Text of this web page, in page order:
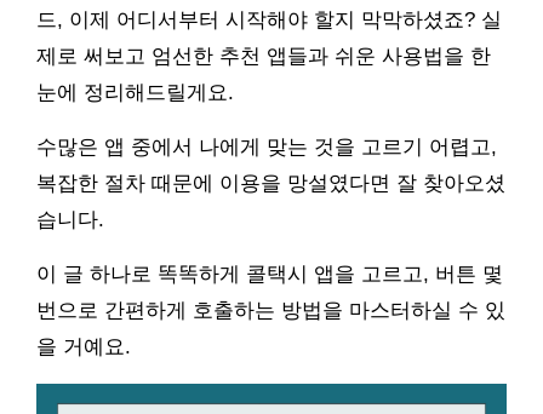
드, 이제 어디서부터 시작해야 할지 막막하셨죠? 실
제로 써보고 엄선한 추천 앱들과 쉬운 사용법을 한
눈에 정리해드릴게요.
수많은 앱 중에서 나에게 맞는 것을 고르기 어렵고,
복잡한 절차 때문에 이용을 망설였다면 잘 찾아오셨
습니다.
이 글 하나로 똑똑하게 콜택시 앱을 고르고, 버튼 몇
번으로 간편하게 호출하는 방법을 마스터하실 수 있
을 거예요.